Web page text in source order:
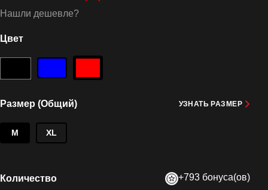
Нашли дешевле?
Цвет
Размер (Общий) УЗНАТЬ РАЗМЕР
M XL
Количество +793 бонуса(ов)